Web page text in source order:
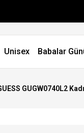
Unisex Babalar
GUGW0740L2